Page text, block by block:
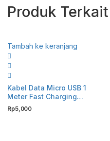
Produk Terkait
Tambah ke keranjang
Kabel Data Micro USB 1
Meter Fast Charging
Charger HP Android
Samsung Oppo Vivo Xiaomi
Rp5,000